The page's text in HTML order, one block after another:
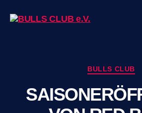
BULLS CLUB